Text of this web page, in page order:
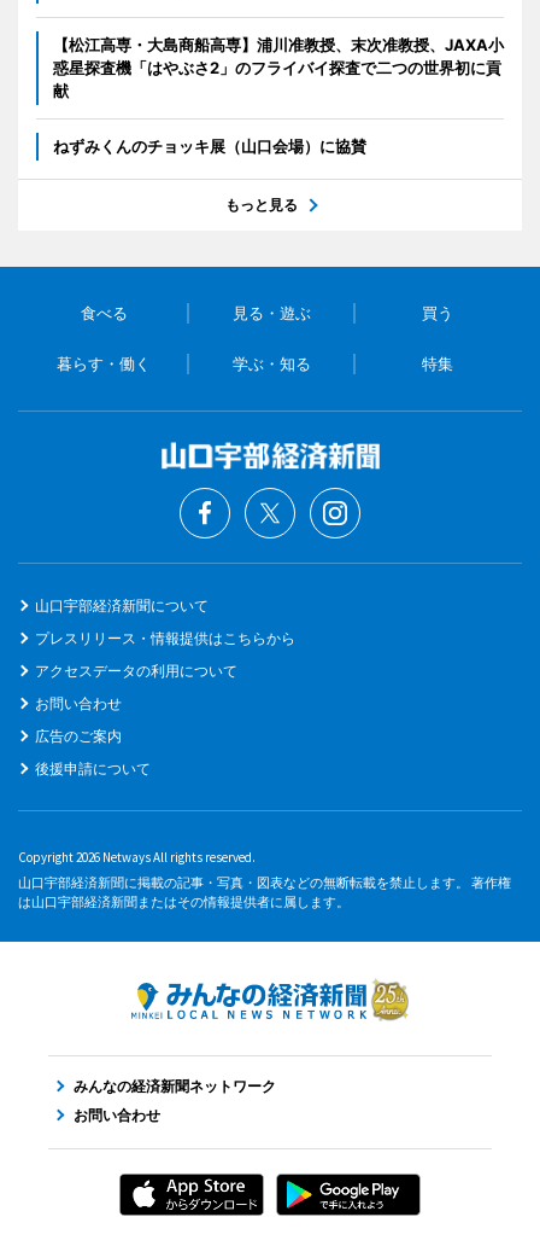
【松江高専・大島商船高専】浦川准教授、末次准教授、JAXA小
惑星探査機「はやぶさ2」のフライバイ探査で二つの世界初に貢
献
ねずみくんのチョッキ展（山口会場）に協賛
もっと見る
食べる 見る・遊ぶ 買う
暮らす・働く 学ぶ・知る 特集
山口宇部経済新聞について
プレスリリース・情報提供はこちらから
アクセスデータの利用について
お問い合わせ
広告のご案内
後援申請について
Copyright 2026 Netways All rights reserved.
山口宇部経済新聞に掲載の記事・写真・図表などの無断転載を禁止します。 著作権
は山口宇部経済新聞またはその情報提供者に属します。
みんなの経済新聞ネットワーク
お問い合わせ